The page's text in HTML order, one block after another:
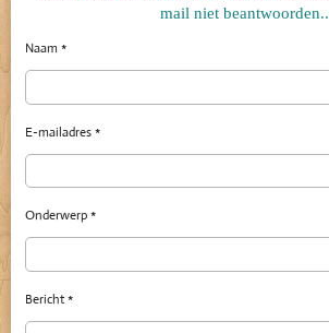
mail niet beantwoorden..
Naam *
E-mailadres *
Onderwerp *
Bericht *